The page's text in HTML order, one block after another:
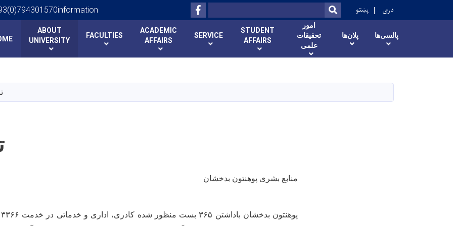
content
Facebook
Search SEARCH
پښتو دری
ABOUT
UNIVERSITY
FACULTIES
ACADEMIC
AFFAIRS
SERVICE
STUDENT
AFFAIRS
امور
تحقیقات
علمی
پلان‌ها پالسی‌ها
منابع بشری پوهنتون بدخشان